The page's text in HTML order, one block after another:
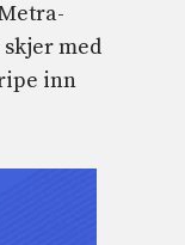
med
inn